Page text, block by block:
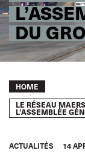
DU
Breadcrumb
HOME
LE RÉSEAU
L’ASSEMBLÉE
ACTUALITÉS 14